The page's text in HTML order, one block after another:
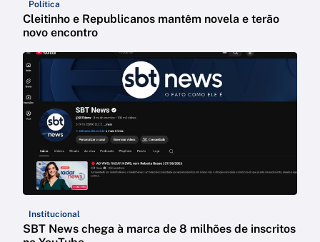
Política
Cleitinho e Republicanos mantêm novela e terão
novo encontro
Institucional
SBT News chega à marca de 8 milhões de inscritos